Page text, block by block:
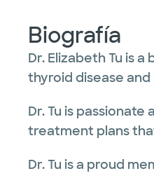
Biografía
Dr. Elizabeth Tu is
thyroid disease
Dr. Tu is
treatment plans
Dr. Tu is a proud